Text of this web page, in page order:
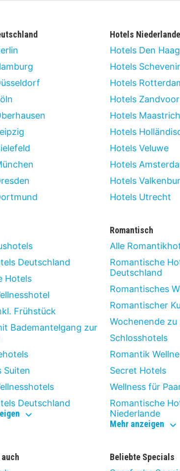
Hotels Niederlande
Hotels Den Haag
Hotels
Hotels
Hotels
Hotels
Hotels
Hotels Veluwe
Hotels
Hotels
Hotels Utrecht
Deutschland
Hotels
Frühstück
Bademantelgang zur
Suiten
Deutschland
luxus
Romantisch
Alle
Romantische
Deutschland
Romantisches
Romantischer
Wochenende zu
Schlosshotels
Romantik
Secret Hotels
Wellness für
Romantische
Niederlande
Mehr anzeigen
Beliebte Specials